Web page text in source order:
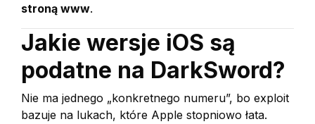
stroną www.
Jakie wersje iOS są
podatne na DarkSword?
Nie ma jednego „konkretnego numeru”, bo exploit
bazuje na lukach, które Apple stopniowo łata.